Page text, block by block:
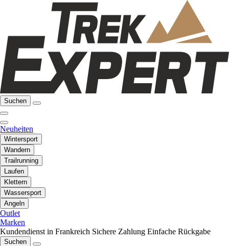
Suchen
Neuheiten
Wintersport
Wandern
Trailrunning
Laufen
Klettern
Wassersport
Angeln
Outlet
Marken
Kundendienst in Frankreich Sichere Zahlung Einfache Rückgabe
Suchen